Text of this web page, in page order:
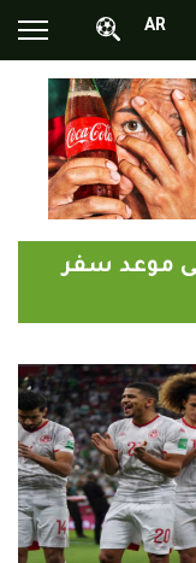
AR
موعد سفر